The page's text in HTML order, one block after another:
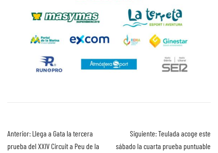
Anterior: Llega a Gata la tercera
prueba del XXIV Circuit a Peu de la
Siguiente:Teulada acoge este
sábado la cuarta prueba puntuable